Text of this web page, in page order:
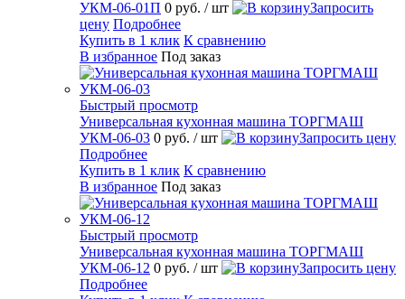
УКМ-06-01П 0 руб. / шт
Запросить
цену Подробнее
Купить в 1 клик К сравнению
В избранное Под заказ
Быстрый просмотр
Универсальная кухонная машина ТОРГМАШ
УКМ-06-03 0 руб. / шт
Запросить цену
Подробнее
Купить в 1 клик К сравнению
В избранное Под заказ
Быстрый просмотр
Универсальная кухонная машина ТОРГМАШ
УКМ-06-12 0 руб. / шт
Запросить цену
Подробнее